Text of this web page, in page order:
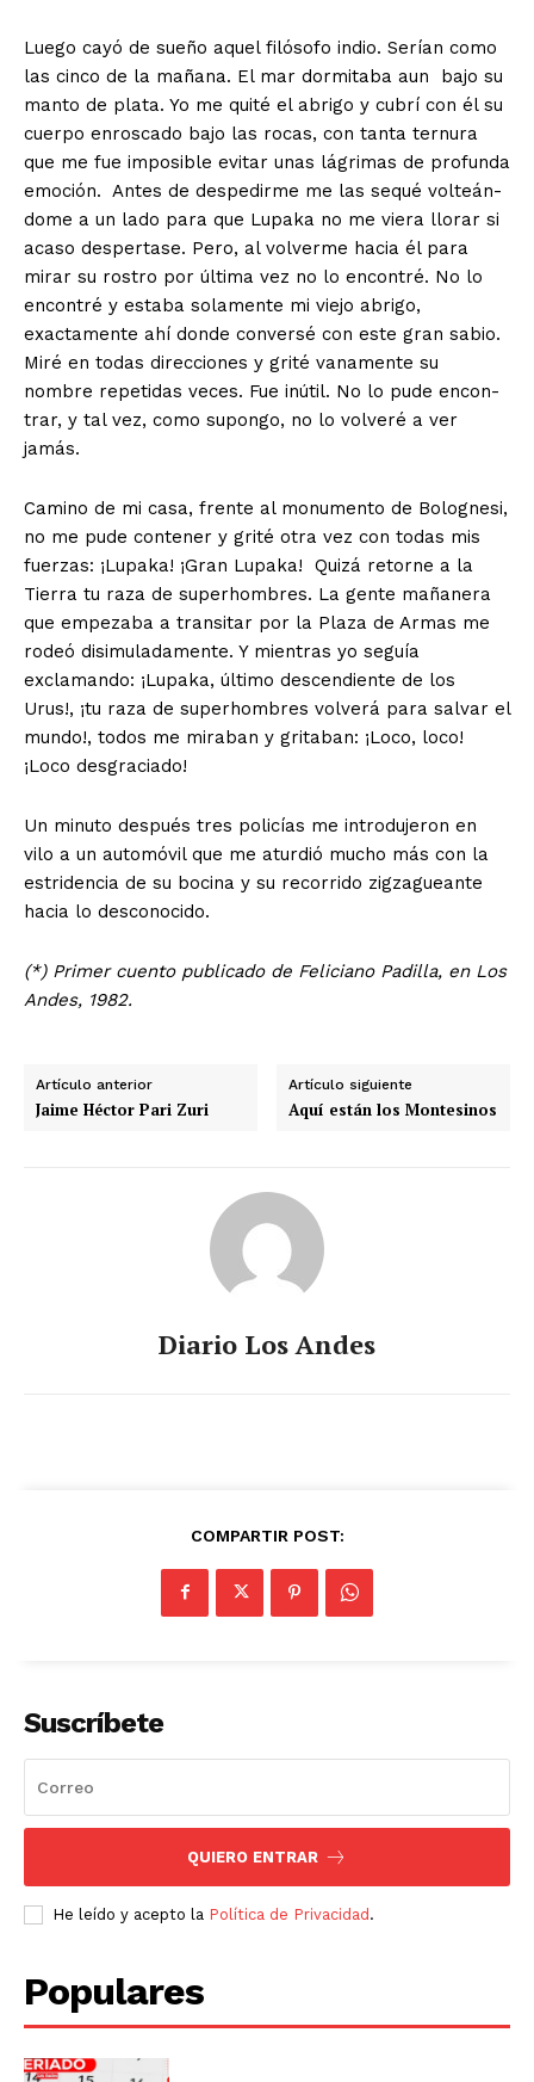
SUSCRIBETE
Diario los Andes
Prensa
Luego cayó de sueño aquel filósofo indio. Serían como
las cinco de la mañana. El mar dormitaba aun bajo su
manto de plata. Yo me quité el abrigo y cubrí con él su
cuerpo enroscado bajo las rocas, con tanta ternura
que me fue imposible evitar unas lágrimas de profunda
emoción. Antes de despedirme me las sequé volteán­
dome a un lado para que Lupaka no me viera llorar si
acaso desperta­se. Pero, al volverme hacia él para
mirar su rostro por última vez no lo encontré. No lo
encontré y estaba solamente mi viejo abrigo,
exactamente ahí donde conversé con este gran sabio.
Miré en todas direcciones y grité vanamente su
nombre repetidas veces. Fue inútil. No lo pude encon­
trar, y tal vez, como supongo, no lo volveré a ver
jamás.
Camino de mi casa, frente al monumento de Bolognesi,
no me pude contener y grité otra vez con todas mis
fuerzas: ¡Lupaka! ¡Gran Lupaka! Quizá retorne a la
Tierra tu raza de superhombres. La gente mañanera
que empezaba a transitar por la Plaza de Armas me
rodeó disimuladamente. Y mientras yo seguía
exclamando: ¡Lupa­ka, último descendiente de los
Urus!, ¡tu raza de superhombres volverá para salvar el
mundo!, todos me miraban y gritaban: ¡Loco, loco!
¡Loco desgracia­do!
Un minuto después tres policías me introdujeron en
vilo a un automóvil que me aturdió mucho más con la
estridencia de su bocina y su recorrido zigzagueante
hacia lo desconocido.
(*) Primer cuento publicado de Feliciano Padilla, en Los
Andes, 1982.
Artículo anterior
Jaime Héctor Pari Zuri
Artículo siguiente
Aquí están los Montesinos
Diario Los Andes
COMPARTIR POST:
Suscríbete
QUIERO ENTRAR
He leído y acepto la Política de Privacidad.
Populares